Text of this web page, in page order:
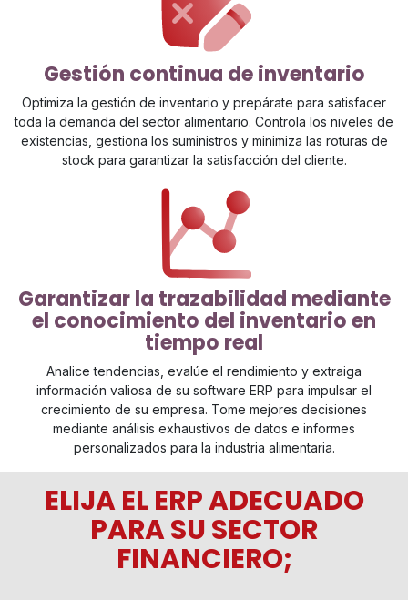
Gestión continua de inventario
Optimiza la gestión de inventario y prepárate para satisfacer
toda la demanda del sector alimentario. Controla los niveles de
existencias, gestiona los suministros y minimiza las roturas de
stock para garantizar la satisfacción del cliente.
Garantizar la trazabilidad mediante
el conocimiento del inventario en
tiempo real
Analice tendencias, evalúe el rendimiento y extraiga
información valiosa de su software ERP para impulsar el
crecimiento de su empresa. Tome mejores decisiones
mediante análisis exhaustivos de datos e informes
personalizados para la industria alimentaria.
ELIJA EL ERP ADECUADO
PARA SU SECTOR
FINANCIERO;